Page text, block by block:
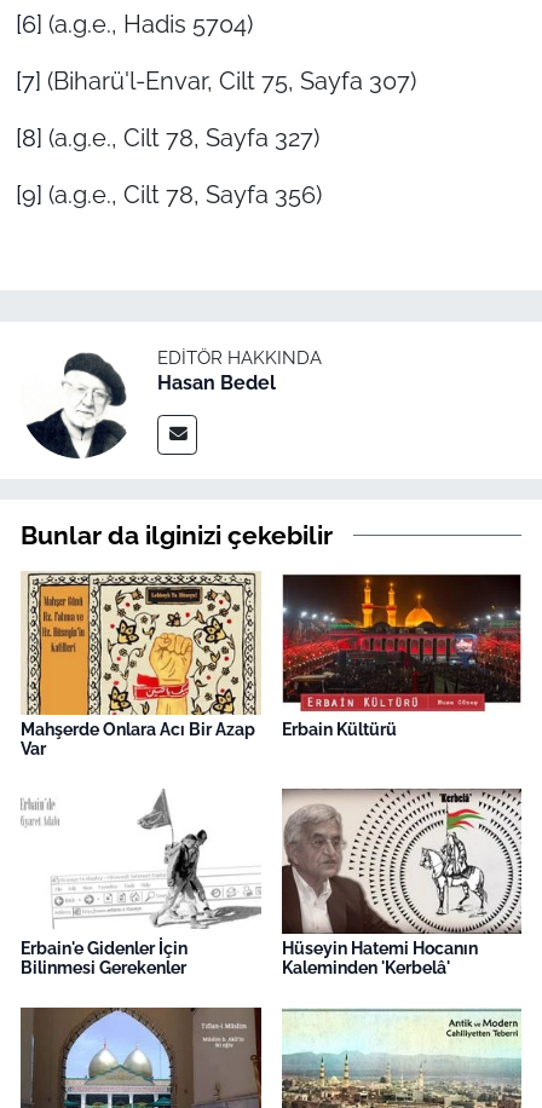
[6] (a.g.e., Hadis 5704)
[7] (Biharü'l-Envar, Cilt 75, Sayfa 307)
[8] (a.g.e., Cilt 78, Sayfa 327)
[9] (a.g.e., Cilt 78, Sayfa 356)
EDITÖR HAKKINDA
Hasan Bedel
Bunlar da ilginizi çekebilir
Mahşerde Onlara Acı Bir Azap
Var
Erbain Kültürü
Erbain'e Gidenler İçin
Bilinmesi Gerekenler
Hüseyin Hatemi Hocanın
Kaleminden 'Kerbelâ'